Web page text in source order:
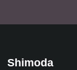
Shimoda